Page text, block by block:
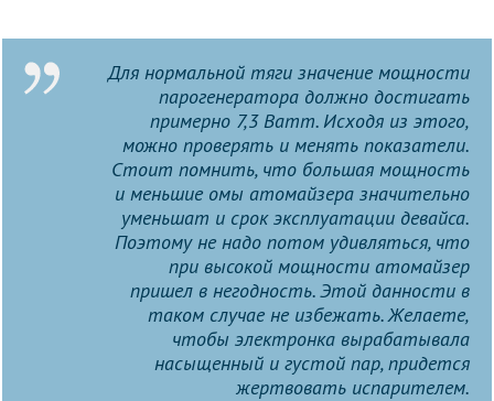
Для нормальной тяги значение мощности
парогенератора должно достигать
примерно 7,3 Ватт. Исходя из этого,
можно проверять и менять показатели.
Стоит помнить, что большая мощность
и меньшие омы атомайзера значительно
уменьшат и срок эксплуатации девайса.
Поэтому не надо потом удивляться, что
при высокой мощности атомайзер
пришел в негодность. Этой данности в
таком случае не избежать. Желаете,
чтобы электронка вырабатывала
насыщенный и густой пар, придется
жертвовать испарителем.